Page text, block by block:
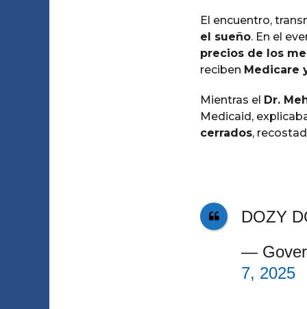
El encuentro,
el sueño. En el
precios de los
reciben Medicare
Mientras el Dr.
Medicaid,
cerrados,
DOZY
—
7, 2025